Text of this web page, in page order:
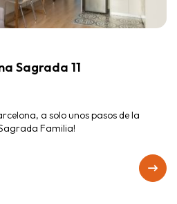
Sagrada 11
a solo unos pasos de la
Familia!